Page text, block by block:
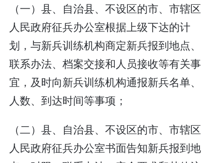
（一）县、自治县、不设区的市、市辖区
人民政府征兵办公室根据上级下达的计
划，与新兵训练机构商定新兵报到地点、
联系办法、档案交接和人员接收等有关事
宜，及时向新兵训练机构通报新兵名单、
人数、到达时间等事项；
（二）县、自治县、不设区的市、市辖区
人民政府征兵办公室书面告知新兵报到地